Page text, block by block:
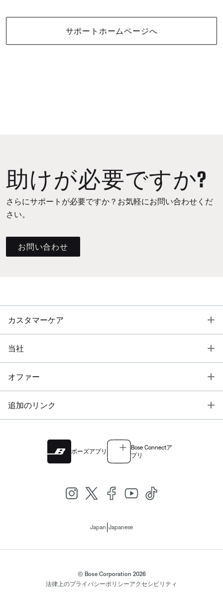
サポートホームページへ
助けが必要ですか?
さらにサポートが必要ですか？お気軽にお問い合わせくだ
さい。
お問い合わせ
カスタマーケア
当社
オファー
追加のリンク
ボーズアプリ
Bose Connectア
プリ
Japan Japanese
© Bose Corporation 2026
法律上のプライバシーポリシーアクセシビリティ